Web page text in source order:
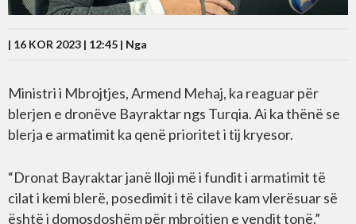
| 16 KOR 2023 | 12:45 | Nga
Ministri i Mbrojtjes, Armend Mehaj, ka reaguar për
blerjen e dronëve Bayraktar ngs Turqia. Ai ka thënë se
blerja e armatimit ka qenë prioritet i tij kryesor.
“Dronat Bayraktar janë lloji më i fundit i armatimit të
cilat i kemi blerë, posedimit i të cilave kam vlerësuar së
është i domosdoshëm për mbrojtjen e vendit tonë.”